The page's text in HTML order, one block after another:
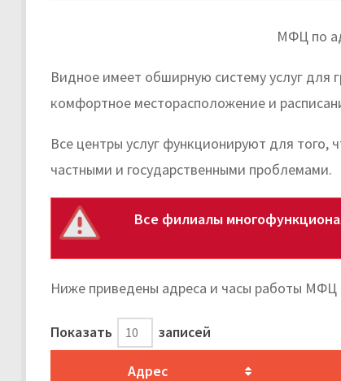
МФЦ по
Видное имеет обширную систему услуг
комфортное месторасположение и
Все центры услуг функционируют для того,
частными и государственными проблемами.
Все филиалы
Ниже приведены адреса и часы работы
Показать записей
Адрес